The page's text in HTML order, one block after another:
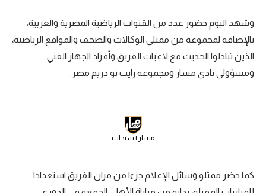
الدوري الإسباني
دوري أبطال أوروبا
كرة السلة الأمريكية
كرة سلة
وشهد اليوم حضور عدد من القنوات الرياضية المصرية والعربية،
بالإضافة لمجموعة من ممثلي الوكالات والصحف والمواقع الرياضية،
الذين تبادلوا الحديث مع لاعبات الفريق وأفراد الجهاز الفني
ومسؤولي نادي مسار ومجموعة رايت تو دريم مصر.
مسار | سيدات
كما حضر ممثلو وسائل الإعلام جزءا من مران الفريق استعدادا